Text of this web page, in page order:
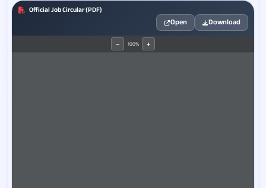
Official Job Circular (PDF)
Open Download
− 100% +